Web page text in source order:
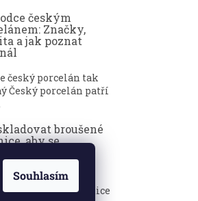
Souhlasím
českým
Značky,
a jak poznat
český porcelán tak
Český porcelán patří
broušené
aby se
sklenice jsou
elegance, tradice